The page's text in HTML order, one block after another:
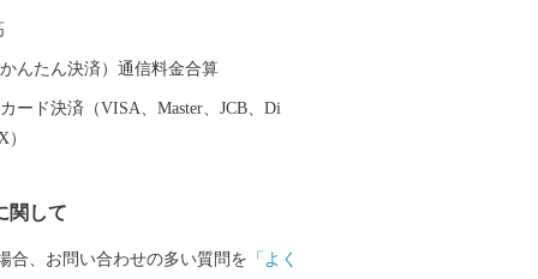
かんたん決済）通信料金合算
ード決済（VISA、Master、JCB、Di
関して
合、お問い合わせの多い質問を 「よく